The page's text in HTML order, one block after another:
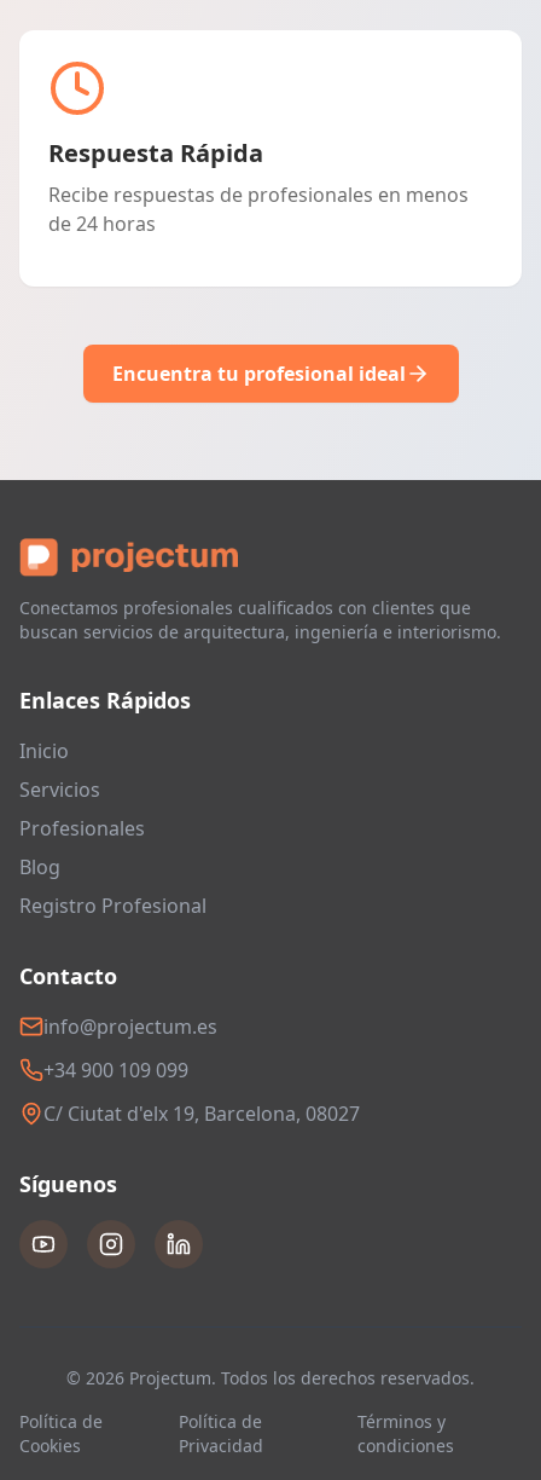
Respuesta Rápida
Recibe respuestas de profesionales en menos
de 24 horas
Encuentra tu profesional ideal
Conectamos profesionales cualificados con clientes que
buscan servicios de arquitectura, ingeniería e interiorismo.
Enlaces Rápidos
Inicio
Servicios
Profesionales
Blog
Registro Profesional
Contacto
info@projectum.es
+34 900 109 099
C/ Ciutat d'elx 19, Barcelona, 08027
Síguenos
© 2026 Projectum. Todos los derechos reservados.
Política de
Cookies
Política de
Privacidad
Términos y
condiciones